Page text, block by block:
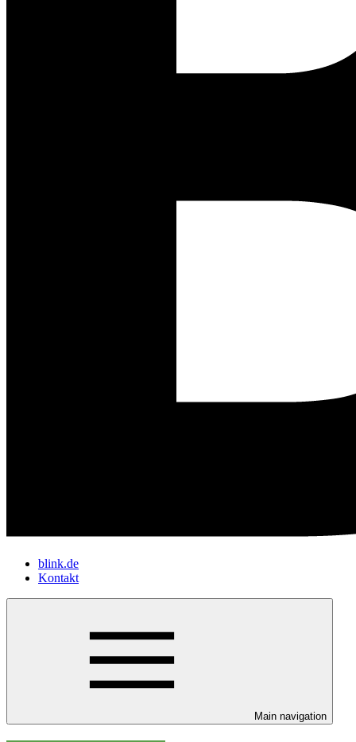
blink.de
Kontakt
Main navigation